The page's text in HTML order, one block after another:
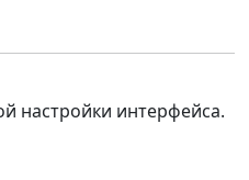
настройки интерфейса.